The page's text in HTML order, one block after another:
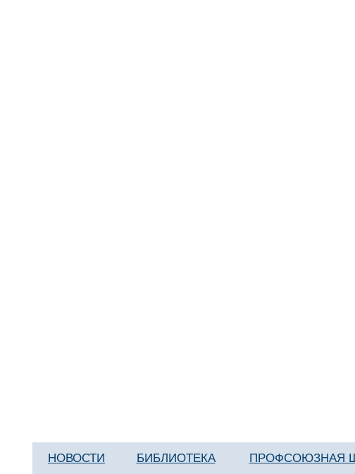
НОВОСТИ БИБЛИОТЕКА ПРОФСОЮЗНАЯ